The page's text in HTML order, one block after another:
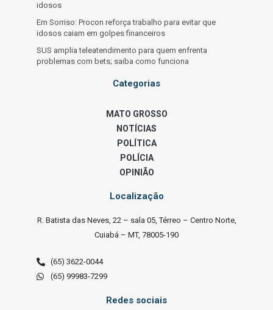
idosos
Em Sorriso: Procon reforça trabalho para evitar que
idosos caiam em golpes financeiros
SUS amplia teleatendimento para quem enfrenta
problemas com bets; saiba como funciona
Categorias
MATO GROSSO
NOTÍCIAS
POLÍTICA
POLÍCIA
OPINIÃO
Localização
R. Batista das Neves, 22 – sala 05, Térreo – Centro Norte,
Cuiabá – MT, 78005-190
(65) 3622-0044
(65) 99983-7299
Redes sociais